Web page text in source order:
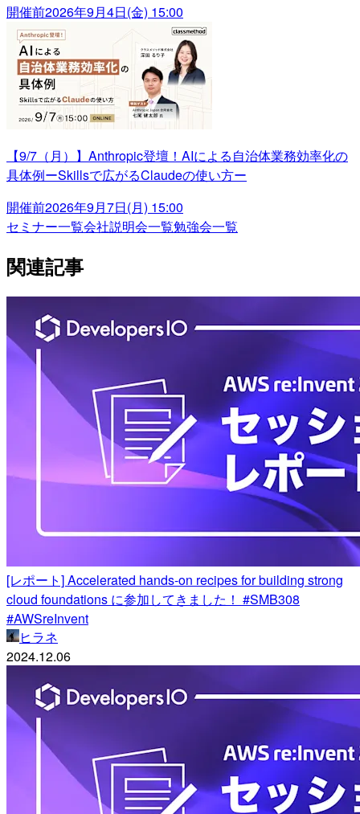
開催前2026年9月4日(金) 15:00
【9/7（月）】Anthropic登壇！AIによる自治体業務効率化の
具体例ーSkillsで広がるClaudeの使い方ー
開催前2026年9月7日(月) 15:00
セミナー一覧会社説明会一覧勉強会一覧
関連記事
[レポート] Accelerated hands-on recipes for building strong
cloud foundations に参加してきました！ #SMB308
#AWSreInvent
ヒラネ
2024.12.06